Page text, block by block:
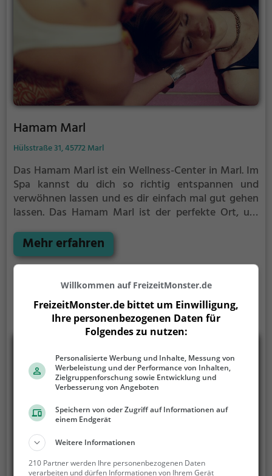
Hamam Marl
Hülsstraße 31, 45772 Marl
Das Hamam Marl ist ein Wellness-Center in Marl. Im
Spa kannst du dich so richtig entspannen und
verwöhnen lassen und es dir einfach mal gut gehen
lassen. Das Hamam Marl ist der perfekte Ort, um
auszuspannen und einfach einmal nichts zu tun.
Mehr erfahren
Willkommen auf FreizeitMonster.de
FreizeitMonster.de bittet um Einwilligung,
Ihre personenbezogenen Daten für
Folgendes zu nutzen:
Personalisierte Werbung und Inhalte, Messung von
Werbeleistung und der Performance von Inhalten,
Zielgruppenforschung sowie Entwicklung und
Verbesserung von Angeboten
Speichern von oder Zugriff auf Informationen auf
einem Endgerät
Weitere Informationen
210 Partner werden Ihre personenbezogenen Daten
verarbeiten und dürfen Informationen von Ihrem Gerät